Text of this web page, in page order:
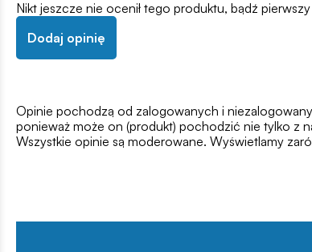
Nikt jeszcze nie ocenił tego produktu, bądź pierwszy
Dodaj opinię
Opinie pochodzą od zalogowanych i
ponieważ może on (produkt) pochodzić nie tylko z
Wszystkie opinie są moderowane. Wyświetlamy